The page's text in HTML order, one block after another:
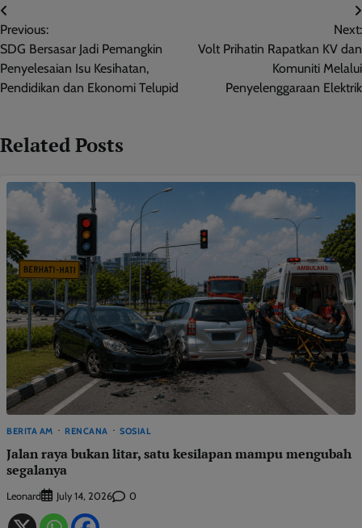
Post
navigation
Previous:
SDG Bersasar Jadi Pemangkin
Penyelesaian Isu Kesihatan,
Pendidikan dan Ekonomi Telupid
Next:
Volt Prihatin Rapatkan KV dan
Komuniti Melalui
Penyelenggaraan Elektrik
Related Posts
BERITA AM RENCANA SOSIAL
Jalan raya bukan litar, satu kesilapan mampu mengubah
segalanya
Leonard July 14, 2026 0